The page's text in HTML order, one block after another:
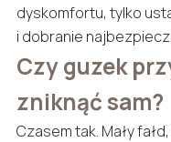
dyskomfortu, tylko
i dobranie
Czy guzek
zniknąć sam?
Czasem tak. Mały